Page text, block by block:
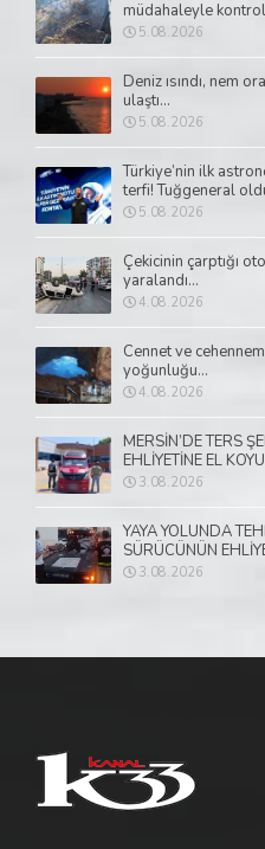
müdahaleyle kontrol
5.08.2026
Deniz ısındı, nem
ulaştı...
5.08.2026
Türkiye’nin ilk
terfi! Tuğgeneral
5.08.2026
Çekicinin çarptığı
yaralandı...
4.08.2026
Cennet ve
yoğunluğu...
4.08.2026
MERSİN’DE TERS
EHLİYETİNE EL
3.08.2026
YAYA YOLUNDA
SÜRÜCÜNÜN
3.08.2026